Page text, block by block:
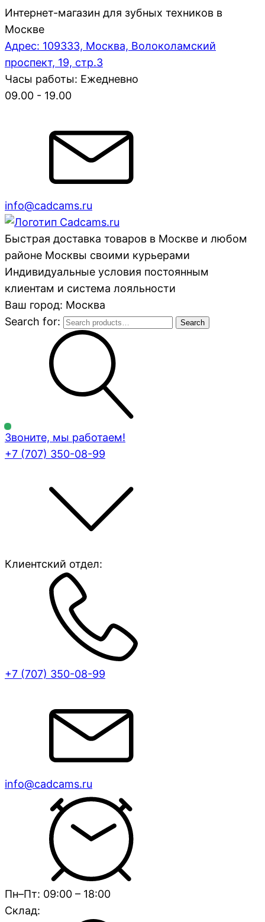
Интернет-магазин для зубных техников в
Москве
Адрес: 109333, Москва, Волоколамский
проспект, 19, стр.3
Часы работы: Ежедневно
09.00 - 19.00
info@cadcams.ru
Быстрая доставка товаров в Москве и любом
районе Москвы своими курьерами
Индивидуальные условия постоянным
клиентам и система лояльности
Ваш город: Москва
Search for:
Search
Звоните, мы работаем!
+7 (707) 350-08-99
Клиентский отдел:
+7 (707) 350-08-99
info@cadcams.ru
Пн–Пт: 09:00 – 18:00
Склад: